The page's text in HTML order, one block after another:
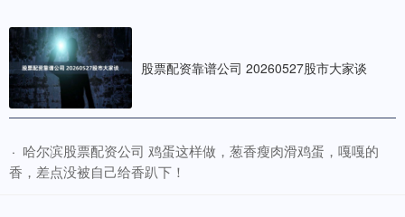
股票配资靠谱公司 20260527股市大家谈
· ​哈尔滨股票配资公司 鸡蛋这样做，葱香瘦肉滑鸡蛋，嘎嘎的
香，差点没被自己给香趴下！